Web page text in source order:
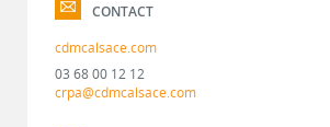
CONTACT
cdmcalsace.com
03 68 00 12 12
crpa@cdmcalsace.com